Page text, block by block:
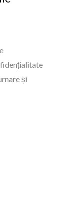
și